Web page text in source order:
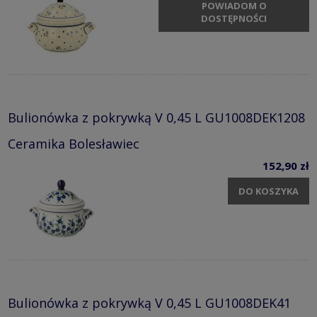
POWIADOM O
DOSTĘPNOŚCI
Bulionówka z pokrywką V 0,45 L GU1008DEK1208
Ceramika Bolesławiec
152,90 zł
DO KOSZYKA
Bulionówka z pokrywką V 0,45 L GU1008DEK41